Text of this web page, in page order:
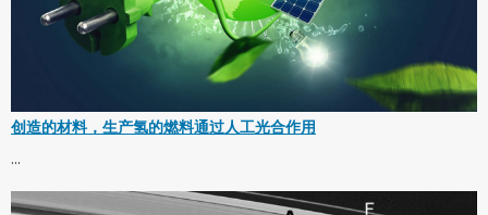
创造的材料，生产氢的燃料通过人工光合作用
...